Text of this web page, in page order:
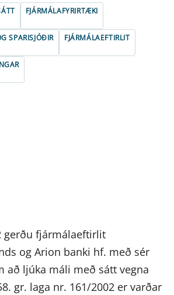
FJÁRMÁLAFYRIRTÆKI
SPARISJÓÐIR FJÁRMÁLAEFTIRLIT
gerðu fjármálaeftirlit
og Arion banki hf. með sér
að ljúka máli með sátt vegna
gr. laga nr. 161/2002 er varðar